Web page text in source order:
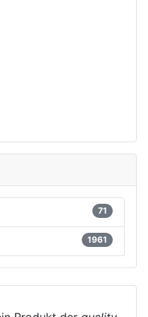
71
1961